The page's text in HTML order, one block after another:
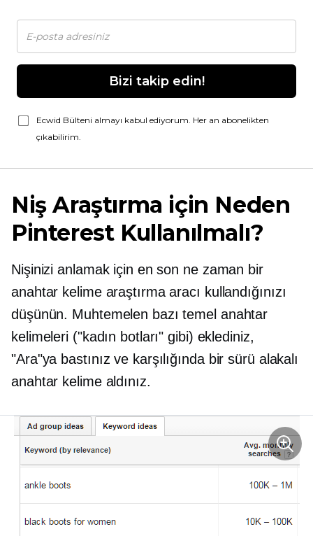
Bizi takip edin!
Ecwid Bülteni almayı kabul ediyorum. Her an abonelikten
çıkabilirim.
Niş Araştırma için Neden
Pinterest Kullanılmalı?
Nişinizi anlamak için en son ne zaman bir
anahtar kelime araştırma aracı kullandığınızı
düşünün. Muhtemelen bazı temel anahtar
kelimeleri ("kadın botları" gibi) eklediniz,
"Ara"ya bastınız ve karşılığında bir sürü alakalı
anahtar kelime aldınız.